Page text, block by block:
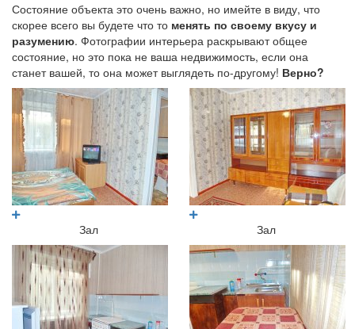
Состояние объекта это очень важно, но имейте в виду, что
скорее всего вы будете что то менять по своему вкусу и
разумению. Фотографии интерьера раскрывают общее
состояние, но это пока не ваша недвижимость, если она
станет вашей, то она может выглядеть по-другому! Верно?
Зал Зал